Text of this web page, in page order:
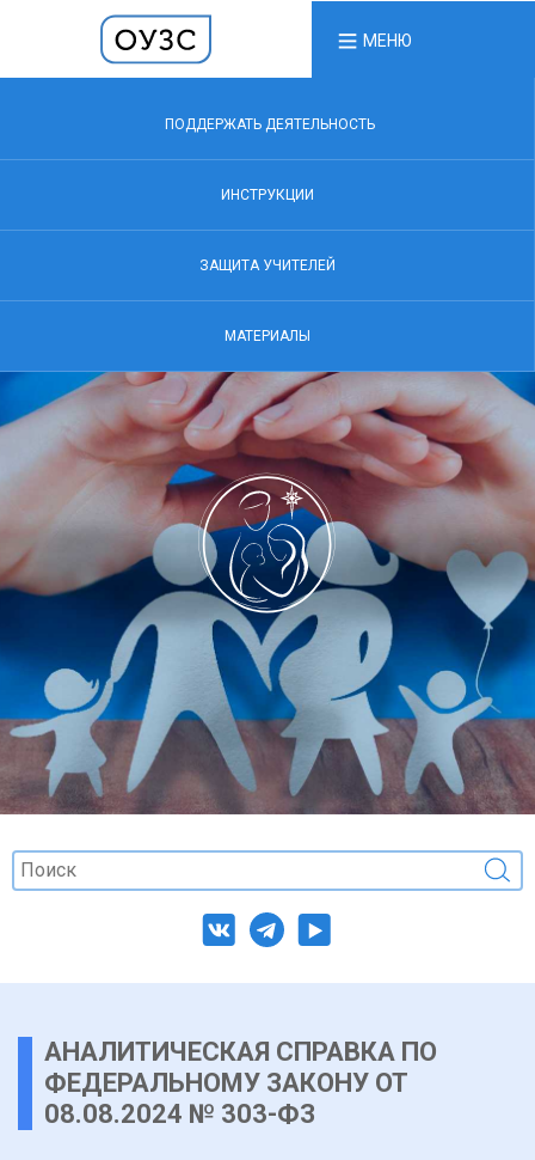
МЕНЮ
ПОДДЕРЖАТЬ ДЕЯТЕЛЬНОСТЬ
ИНСТРУКЦИИ
ЗАЩИТА УЧИТЕЛЕЙ
МАТЕРИАЛЫ
АНАЛИТИЧЕСКАЯ СПРАВКА ПО
ФЕДЕРАЛЬНОМУ ЗАКОНУ ОТ
08.08.2024 № 303-ФЗ